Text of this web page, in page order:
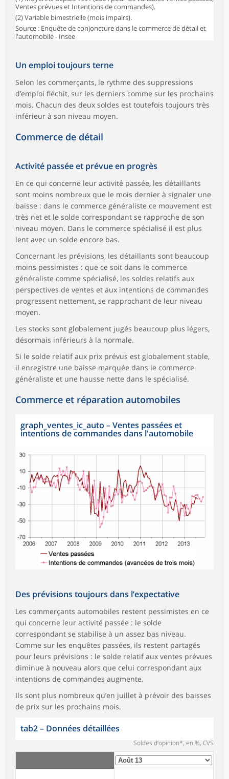
Ventes prévues et Intentions de commandes).
(2) Variable bimestrielle (mois impairs).
Source : Enquête de conjoncture dans le commerce de détail et
l'automobile - Insee
Un emploi toujours terne
Selon les commerçants, le rythme des suppressions
d’emploi fléchit, sur les derniers comme sur les prochains
mois. Chacun des deux soldes est toutefois toujours très
inférieur à son niveau moyen.
Commerce de détail
Activité passée et prévue en progrès
En ce qui concerne leur activité passée, les détaillants
sont moins nombreux que le mois dernier à signaler une
baisse : dans le commerce généraliste ce mouvement est
très net et le solde correspondant se rapproche de son
niveau moyen. Dans le commerce spécialisé il est plus
lent avec un solde encore bas.
Concernant les prévisions, les détaillants sont beaucoup
moins pessimistes : que ce soit dans le commerce
généraliste comme spécialisé, les soldes relatifs aux
perspectives de ventes et aux intentions de commandes
progressent nettement, se rapprochant de leur niveau
moyen.
Les stocks sont globalement jugés beaucoup plus légers,
désormais inférieurs à la normale.
Si le solde relatif aux prix prévus est globalement stable,
il enregistre une baisse marquée dans le commerce
généraliste et une hausse nette dans le spécialisé.
Commerce et réparation automobiles
graph_ventes_ic_auto –Ventes passées et
intentions de commandes dans l'automobile
Des prévisions toujours dans l’expectative
Les commerçants automobiles restent pessimistes en ce
qui concerne leur activité passée : le solde
correspondant se stabilise à un assez bas niveau.
Comme sur les enquêtes passées, ils restent partagés
pour leurs prévisions : le solde relatif aux ventes prévues
diminue à nouveau alors que celui correspondant aux
intentions de commandes augmente.
Ils sont plus nombreux qu’en juillet à prévoir des baisses
de prix sur les prochains mois.
tab2– Données détaillées
Soldes d’opinion*, en %, CVS